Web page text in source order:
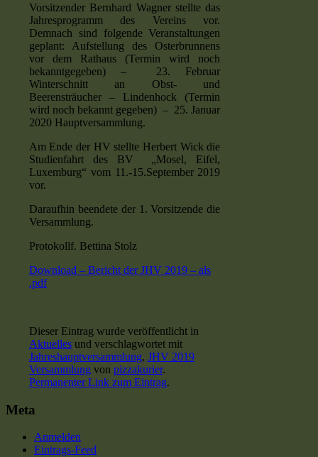
Vorsitzender Bernhard Wagner stellte das
Jahresprogramm des Vereins vor.
Demnach sind folgende Veranstaltungen
geplant: Aufstellung des Osterbrunnens
vor dem Rathaus (Termin wird noch
bekanntgegeben) – 23. Februar
Winterschnitt an Obst- und
Beerensträucher – Lindenhock (Termin
wird noch bekannt gegeben) – 25. Januar
2020 Hauptversammlung.
Am Ende der HV stellte Herbert Wick die
Studienfahrt des BV „Mosel, Eifel,
Luxemburg“ vom 11.-15.September 2019
vor.
Daraufhin beendete der 1. Vorsitzende die
Versammlung.
Protokollf. Bettina Stolz
Download – Bericht der JHV 2019 – als
.pdf
Dieser Eintrag wurde veröffentlicht in
Aktuellesund verschlagwortet mit
Jahreshauptversammlung, JHV 2019
Versammlungvon pizzakurier.
Permanenter Link zum Eintrag.
Meta
Anmelden
Eintrags-Feed